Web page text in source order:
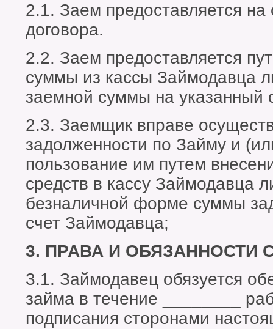
2.1. Заем предоставляется
договора.
2.2. Заем предоставляется
суммы из кассы Займодавца
заемной суммы на указанный
2.3. Заемщик вправе
задолженности по Займу и
пользование им путем
средств в кассу Займодавца
безналичной форме суммы
счет Займодавца;
3. ПРАВА И ОБЯЗАННОСТИ
3.1. Займодавец обязуется
займа в течение ________
подписания сторонами